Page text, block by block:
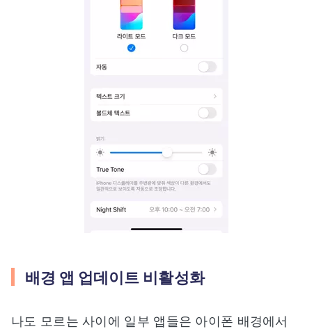
배경 앱 업데이트 비활성화
나도 모르는 사이에 일부 앱들은 아이폰 배경에서